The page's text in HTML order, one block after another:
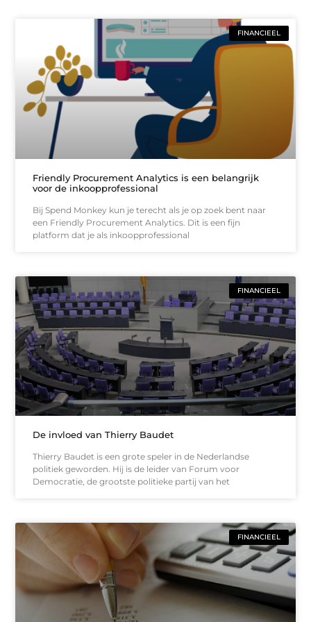
FINANCIEEL
Friendly Procurement Analytics is een belangrijk
voor de inkoopprofessional
Bij Spend Monkey kun je terecht als je op zoek bent naar
een Friendly Procurement Analytics. Dit is een fijn
platform dat je als inkoopprofessional
FINANCIEEL
De invloed van Thierry Baudet
Thierry Baudet is een grote speler in de Nederlandse
politiek geworden. Hij is de leider van Forum voor
Democratie, de grootste politieke partij van het
FINANCIEEL